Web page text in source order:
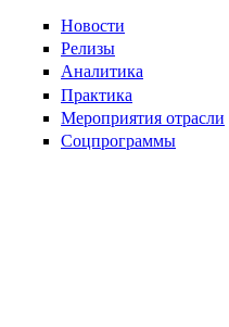
Новости
Релизы
Аналитика
Практика
Мероприятия отрасли
Соцпрограммы